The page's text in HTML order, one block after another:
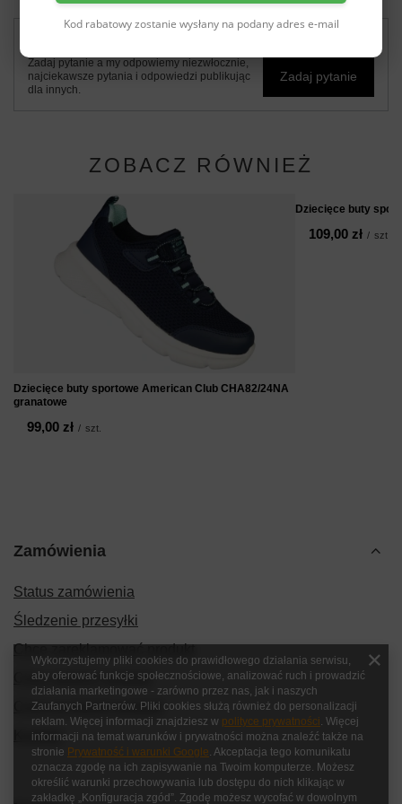
Zadaj pytanie a my odpowiemy niezwłocznie,
najciekawsze pytania i odpowiedzi publikując
dla innych.
Zadaj pytanie
ZOBACZ RÓWNIEŻ
Dziecięce buty sportowe American Club CHA82/24NA
granatowe
99,00 zł / szt.
Dziecięce buty
109,00 zł / szt.
Zamówienia
Status zamówienia
Śledzenie przesyłki
Chcę zareklamować produkt
Chcę zwrócić produkt
Chcę wymienić produkt
Kontakt
Kod rabatowy zostanie wysłany na podany adres e-mail
Wykorzystujemy pliki cookies do prawidłowego działania serwisu,
aby oferować funkcje społecznościowe, analizować ruch i prowadzić
działania marketingowe - zarówno przez nas, jak i naszych
Zaufanych Partnerów. Pliki cookies służą również do personalizacji
reklam. Więcej informacji znajdziesz w polityce prywatności. Więcej
informacji na temat warunków i prywatności można znaleźć także na
stronie Prywatność i warunki Google. Akceptacja tego komunikatu
oznacza zgodę na ich zapisywanie na Twoim komputerze. Możesz
określić warunki przechowywania lub dostępu do nich klikając w
zakładkę „Konfiguracja zgód”. Zgodę możesz wycofać w dowolnym